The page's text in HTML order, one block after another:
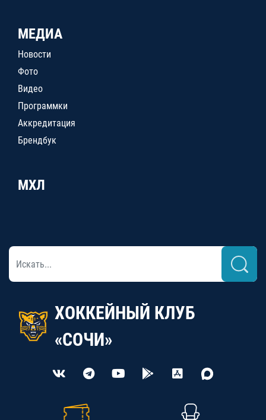
МЕДИА
Новости
Фото
Видео
Программки
Аккредитация
Брендбук
МХЛ
ХОККЕЙНЫЙ КЛУБ
«СОЧИ»